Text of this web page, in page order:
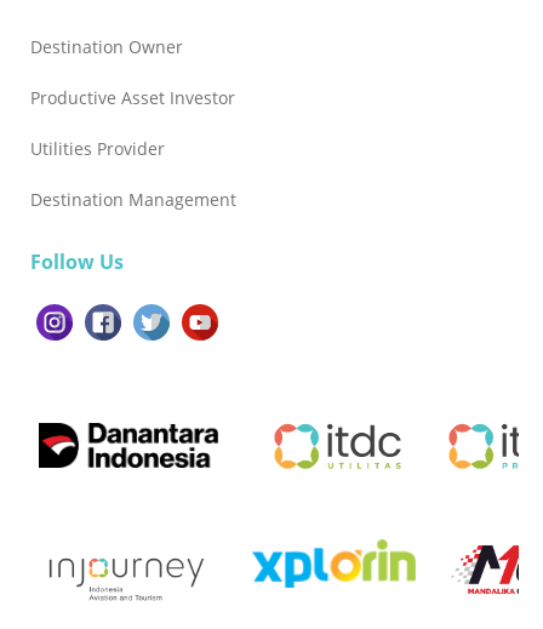
Destination Owner
Productive Asset Investor
Utilities Provider
Destination Management
Follow Us